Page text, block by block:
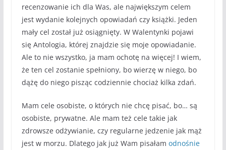
recenzowanie ich dla Was, ale największym celem
jest wydanie kolejnych opowiadań czy książki. Jeden
mały cel został już osiągnięty. W Walentynki pojawi
się Antologia, której znajdzie się moje opowiadanie.
Ale to nie wszystko, ja mam ochotę na więcej! I wiem,
że ten cel zostanie spełniony, bo wierzę w niego, bo
dążę do niego pisząc codziennie chociaż kilka zdań.
Mam cele osobiste, o których nie chcę pisać, bo… są
osobiste, prywatne. Ale mam też cele takie jak
zdrowsze odżywianie, czy regularne jedzenie jak mąż
jest w morzu. Dlatego jak już Wam pisałam odnośnie